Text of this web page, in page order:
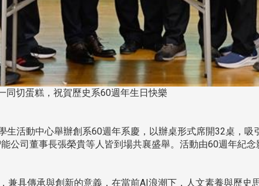
同切蛋糕，祝賀歷史系60週年生日快樂
生活動中心舉辦創系60週年系慶，以辦桌形式席開32桌，
公司董事長張榮貴等人皆到場共襄盛舉。活動由60週年紀
兼具傳承與創新的意義，在當前AI浪潮下，人文素養與歷史